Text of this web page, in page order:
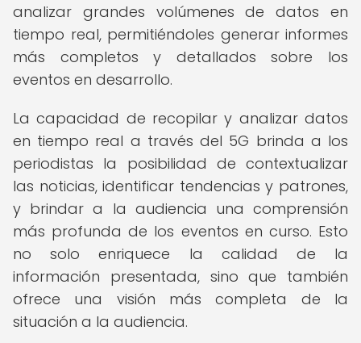
analizar grandes volúmenes de datos en
tiempo real, permitiéndoles generar informes
más completos y detallados sobre los
eventos en desarrollo.
La capacidad de recopilar y analizar datos
en tiempo real a través del 5G brinda a los
periodistas la posibilidad de contextualizar
las noticias, identificar tendencias y patrones,
y brindar a la audiencia una comprensión
más profunda de los eventos en curso. Esto
no solo enriquece la calidad de la
información presentada, sino que también
ofrece una visión más completa de la
situación a la audiencia.